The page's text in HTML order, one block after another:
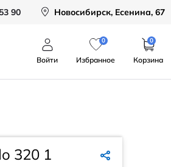
90 Новосибирск, Есенина, 67
Войти
0
Избранное
0
Корзина
320 1